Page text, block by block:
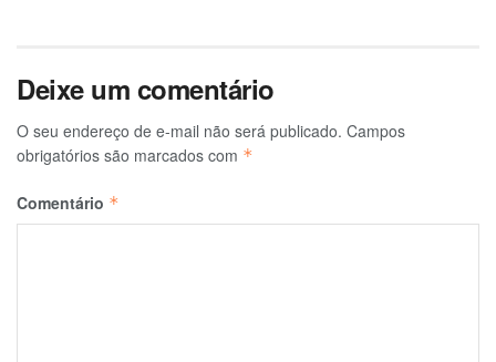
Deixe um comentário
O seu endereço de e-mail não será publicado. Campos
obrigatórios são marcados com *
Comentário *